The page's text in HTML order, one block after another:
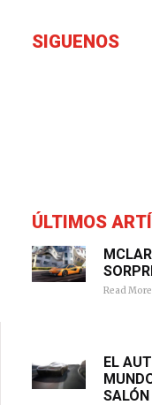
SIGUENOS
ÚLTIMOS
Read
EL
SALÓN